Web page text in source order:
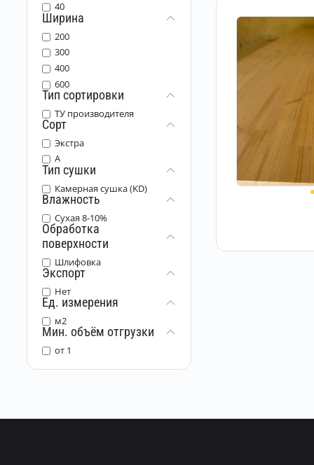
40
Ширина
200
300
400
600
Тип сортировки
ТУ производителя
Сорт
Экстра
A
Тип сушки
Камерная сушка (KD)
Влажность
Сухая 8-10%
Обработка
поверхности
Шлифовка
Экспорт
Нет
Ед. измерения
м2
Мин. объём отгрузки
от 1